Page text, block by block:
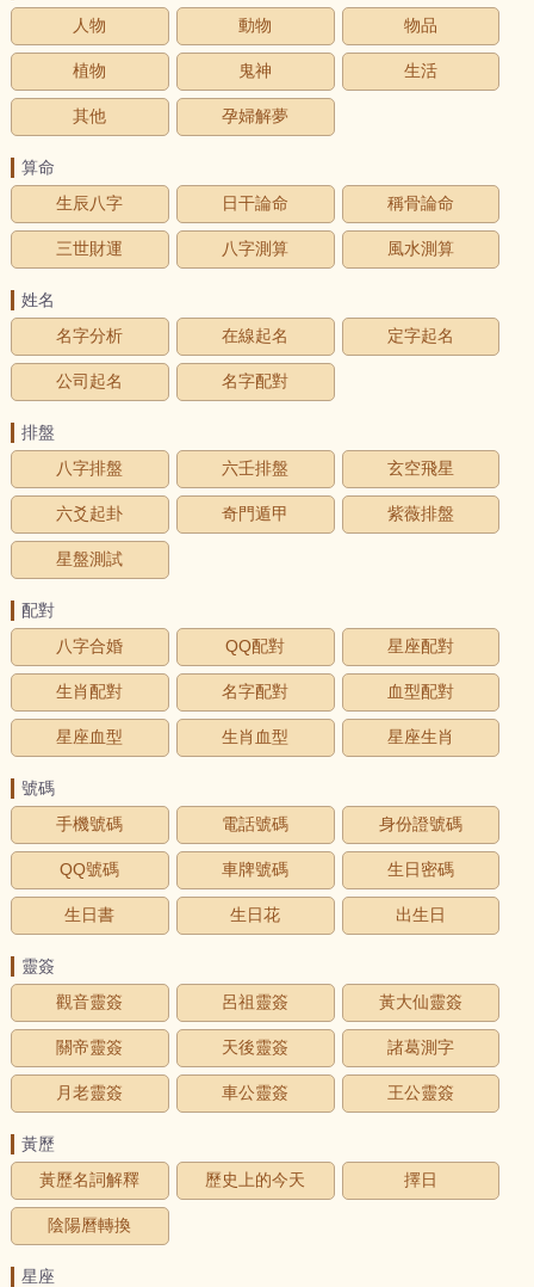
人物
動物 物品
植物 鬼神 生活
其他 孕婦解夢
算命
生辰八字
日干論命 稱骨論命
三世財運 八字測算 風水測算
姓名
名字分析
在線起名 定字起名
公司起名 名字配對
排盤
八字排盤
六壬排盤 玄空飛星
六爻起卦 奇門遁甲 紫薇排盤
星盤測試
配對
八字合婚
QQ配對 星座配對
生肖配對 名字配對 血型配對
星座血型 生肖血型 星座生肖
號碼
手機號碼
電話號碼 身份證號碼
QQ號碼 車牌號碼 生日密碼
生日書 生日花 出生日
靈簽
觀音靈簽
呂祖靈簽 黃大仙靈簽
關帝靈簽 天後靈簽 諸葛測字
月老靈簽 車公靈簽 王公靈簽
黃歷
黃歷名詞解釋
歷史上的今天 擇日
陰陽曆轉換
星座